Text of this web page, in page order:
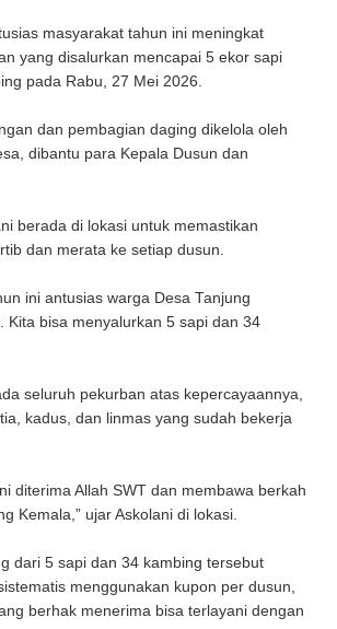
masyarakat tahun ini meningkat
yang disalurkan mencapai 5 ekor sapi
pada Rabu, 27 Mei 2026.
dan pembagian daging dikelola oleh
dibantu para Kepala Dusun dan
berada di lokasi untuk memastikan
dan merata ke setiap dusun.
ini antusias warga Desa Tanjung
Kita bisa menyalurkan 5 sapi dan 34
seluruh pekurban atas kepercayaannya,
kadus, dan linmas yang sudah bekerja
diterima Allah SWT dan membawa berkah
Kemala,” ujar Askolani di lokasi.
dari 5 sapi dan 34 kambing tersebut
menggunakan kupon per dusun,
berhak menerima bisa terlayani dengan